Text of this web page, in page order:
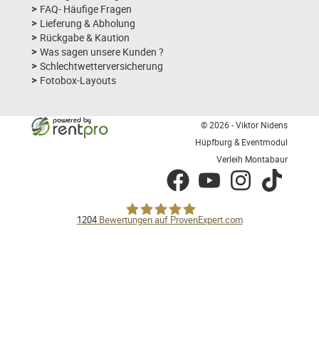
FAQ- Häufige Fragen
Lieferung & Abholung
Rückgabe & Kaution
Was sagen unsere Kunden ?
Schlechtwetterversicherung
Fotobox-Layouts
© 2026 - Viktor Nidens
Hüpfburg & Eventmodul
Verleih Montabaur
facebookyoutube instagramtiktok
1204Bewertungen auf ProvenExpert.com